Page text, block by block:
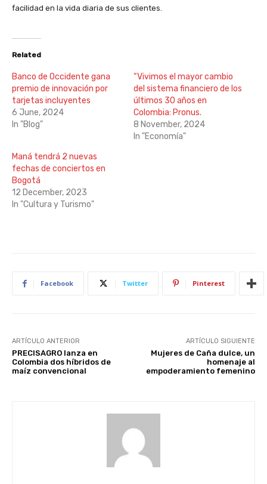
facilidad en la vida diaria de sus clientes.
Related
Banco de Occidente gana
premio de innovación por
tarjetas incluyentes
6 June, 2024
In "Blog"
“Vivimos el mayor cambio
del sistema financiero de los
últimos 30 años en
Colombia: Pronus.
8 November, 2024
In "Economía"
Maná tendrá 2 nuevas
fechas de conciertos en
Bogotá
12 December, 2023
In "Cultura y Turismo"
Facebook Twitter Pinterest
ARTÍCULO ANTERIOR
PRECISAGRO lanza en
Colombia dos híbridos de
maíz convencional
ARTÍCULO SIGUIENTE
Mujeres de Caña dulce, un
homenaje al
empoderamiento femenino